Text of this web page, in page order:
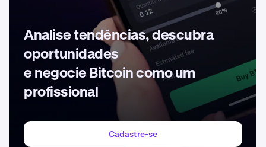
Analise tendências, descubra
oportunidades
e negocie Bitcoin como um
profissional
Cadastre-se